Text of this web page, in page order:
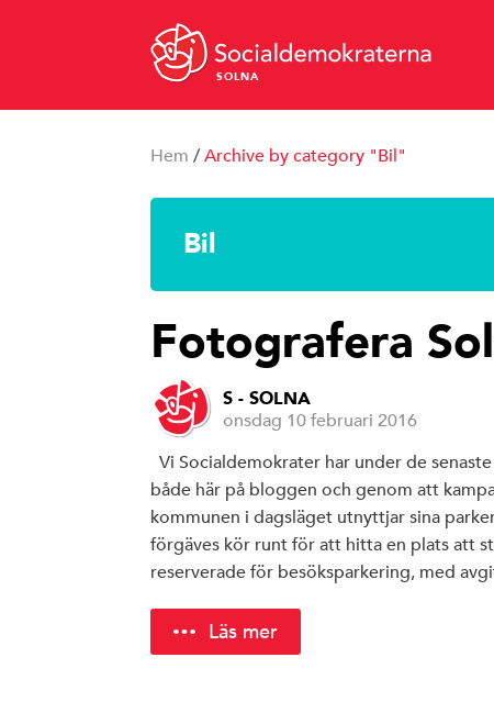
SOLNA
Hem / Archive by category "Bil"
Bil
Fotografera
S - SOLNA
onsdag 10 februari 2016
Vi Socialdemokrater har under de
både här på bloggen och genom att
kommunen i dagsläget utnyttjar sina
förgäves kör runt för att hitta en plats att
reserverade för besöksparkering, med
Läs mer